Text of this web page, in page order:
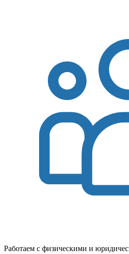
Работаем с физическими и